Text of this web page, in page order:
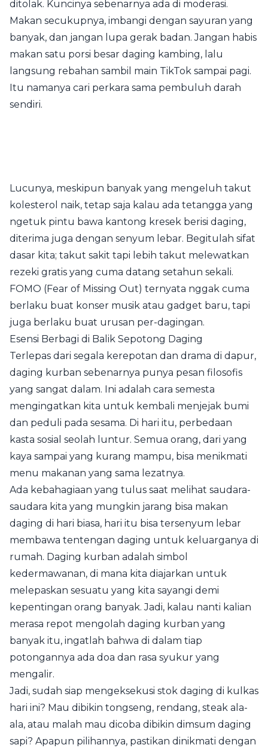
ditolak. Kuncinya sebenarnya ada di moderasi.
Makan secukupnya, imbangi dengan sayuran yang
banyak, dan jangan lupa gerak badan. Jangan habis
makan satu porsi besar daging kambing, lalu
langsung rebahan sambil main TikTok sampai pagi.
Itu namanya cari perkara sama pembuluh darah
sendiri.
Lucunya, meskipun banyak yang mengeluh takut
kolesterol naik, tetap saja kalau ada tetangga yang
ngetuk pintu bawa kantong kresek berisi daging,
diterima juga dengan senyum lebar. Begitulah sifat
dasar kita; takut sakit tapi lebih takut melewatkan
rezeki gratis yang cuma datang setahun sekali.
FOMO (Fear of Missing Out) ternyata nggak cuma
berlaku buat konser musik atau gadget baru, tapi
juga berlaku buat urusan per-dagingan.
Esensi Berbagi di Balik Sepotong Daging
Terlepas dari segala kerepotan dan drama di dapur,
daging kurban sebenarnya punya pesan filosofis
yang sangat dalam. Ini adalah cara semesta
mengingatkan kita untuk kembali menjejak bumi
dan peduli pada sesama. Di hari itu, perbedaan
kasta sosial seolah luntur. Semua orang, dari yang
kaya sampai yang kurang mampu, bisa menikmati
menu makanan yang sama lezatnya.
Ada kebahagiaan yang tulus saat melihat saudara-
saudara kita yang mungkin jarang bisa makan
daging di hari biasa, hari itu bisa tersenyum lebar
membawa tentengan daging untuk keluarganya di
rumah. Daging kurban adalah simbol
kedermawanan, di mana kita diajarkan untuk
melepaskan sesuatu yang kita sayangi demi
kepentingan orang banyak. Jadi, kalau nanti kalian
merasa repot mengolah daging kurban yang
banyak itu, ingatlah bahwa di dalam tiap
potongannya ada doa dan rasa syukur yang
mengalir.
Jadi, sudah siap mengeksekusi stok daging di kulkas
hari ini? Mau dibikin tongseng, rendang, steak ala-
ala, atau malah mau dicoba dibikin dimsum daging
sapi? Apapun pilihannya, pastikan dinikmati dengan